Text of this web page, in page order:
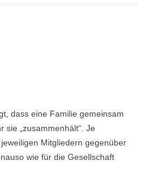
dass eine Familie gemeinsam
sie „zusammenhält“. Je
Mitgliedern gegenüber
wie für die Gesellschaft